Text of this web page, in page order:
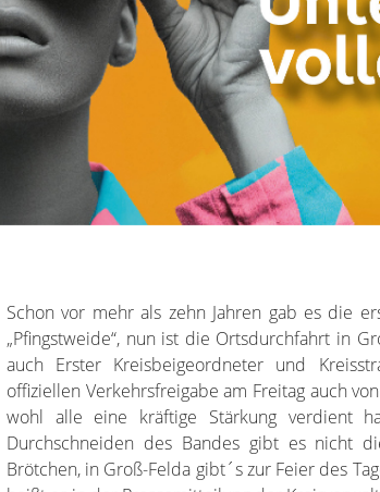
Schon vor mehr als zehn Jahren gab es die
„Pfingstweide“, nun ist die Ortsdurchfahrt in
auch Erster Kreisbeigeordneter und
offiziellen Verkehrsfreigabe am Freitag auch
wohl alle eine kräftige Stärkung verdient
Durchschneiden des Bandes gibt es nicht
Brötchen, in Groß-Felda gibt´s zur Feier des